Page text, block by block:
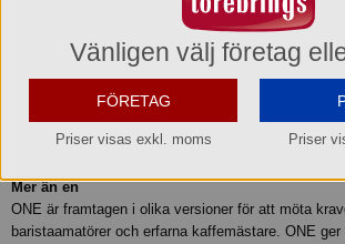
designen hos våra välkända espressomaskiner från
som att återse en gammal vän. Sugen på mer?
Proffsdesign för alla kaffeproffs
ONE är utrustad med toppmodern teknik som sig
espressomaskin helt i proffsklass. Den bygger på
tekniska kunskap och expertis inom den
Mer än en
ONE är framtagen i olika versioner för att möta
baristaamatörer och erfarna kaffemästare. ONE
Vänligen välj företag
FÖRETAG
Priser visas exkl. moms Priser